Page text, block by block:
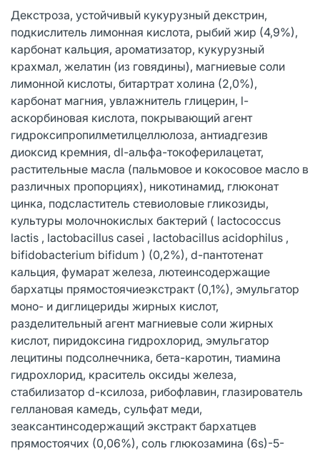
Декстроза, устойчивый кукурузный декстрин,
подкислитель лимонная кислота, рыбий жир (4,9%),
карбонат кальция, ароматизатор, кукурузный
крахмал, желатин (из говядины), магниевые соли
лимонной кислоты, битартрат холина (2,0%),
карбонат магния, увлажнитель глицерин, l-
аскорбиновая кислота, покрывающий агент
гидроксипропилметилцеллюлоза, антиадгезив
диоксид кремния, dl-альфа-токоферилацетат,
растительные масла (пальмовое и кокосовое масло в
различных пропорциях), никотинамид, глюконат
цинка, подсластитель стевиоловые гликозиды,
культуры молочнокислых бактерий ( lactococcus
lactis , lactobacillus casei , lactobacillus acidophilus ,
bifidobacterium bifidum ) (0,2%), d-пантотенат
кальция, фумарат железа, лютеинсодержащие
бархатцы прямостоячиеэкстракт (0,1%), эмульгатор
моно- и диглицериды жирных кислот,
разделительный агент магниевые соли жирных
кислот, пиридоксина гидрохлорид, эмульгатор
лецитины подсолнечника, бета-каротин, тиамина
гидрохлорид, краситель оксиды железа,
стабилизатор d-ксилоза, рибофлавин, глазирователь
геллановая камедь, сульфат меди,
зеаксантинсодержащий экстракт бархатцев
прямостоячих (0,06%), соль глюкозамина (6s)-5-